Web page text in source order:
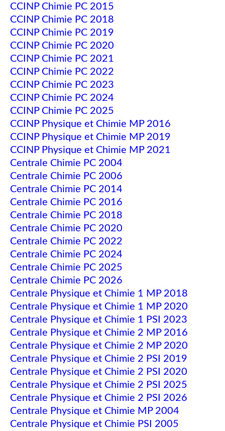
CCINP Chimie PC 2015
CCINP Chimie PC 2018
CCINP Chimie PC 2019
CCINP Chimie PC 2020
CCINP Chimie PC 2021
CCINP Chimie PC 2022
CCINP Chimie PC 2023
CCINP Chimie PC 2024
CCINP Chimie PC 2025
CCINP Physique et Chimie MP 2016
CCINP Physique et Chimie MP 2019
CCINP Physique et Chimie MP 2021
Centrale Chimie PC 2004
Centrale Chimie PC 2006
Centrale Chimie PC 2014
Centrale Chimie PC 2016
Centrale Chimie PC 2018
Centrale Chimie PC 2020
Centrale Chimie PC 2022
Centrale Chimie PC 2024
Centrale Chimie PC 2025
Centrale Chimie PC 2026
Centrale Physique et Chimie 1 MP 2018
Centrale Physique et Chimie 1 MP 2020
Centrale Physique et Chimie 1 PSI 2023
Centrale Physique et Chimie 2 MP 2016
Centrale Physique et Chimie 2 MP 2020
Centrale Physique et Chimie 2 PSI 2019
Centrale Physique et Chimie 2 PSI 2020
Centrale Physique et Chimie 2 PSI 2025
Centrale Physique et Chimie 2 PSI 2026
Centrale Physique et Chimie MP 2004
Centrale Physique et Chimie PSI 2005